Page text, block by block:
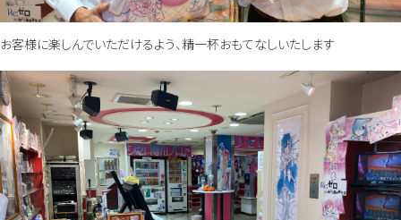
お客様に楽しんでいただけるよう、精一杯おもてなしいたします